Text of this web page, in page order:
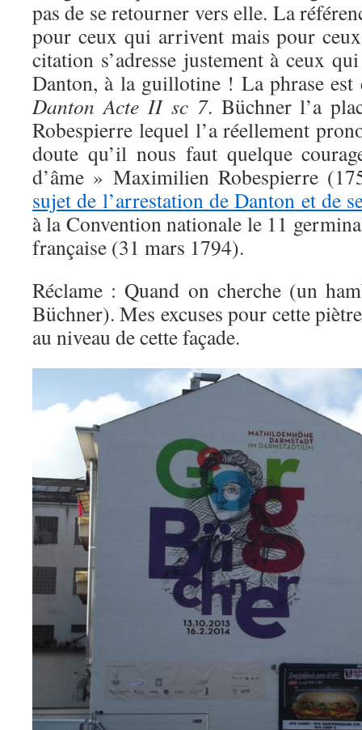
pas de se retourner vers elle. La
pour ceux qui arrivent mais pour
citation s’adresse justement à ceux
Danton, à la guillotine ! La phrase
Danton Acte II sc 7. Büchner l’a
Robespierre lequel l’a réellement
doute qu’il nous faut quelque
d’âme » Maximilien Robespierre
sujet de l’arrestation de Danton et de
à la Convention nationale le 11
française (31 mars 1794).
Réclame : Quand on cherche (un
Büchner). Mes excuses pour cette
au niveau de cette façade.